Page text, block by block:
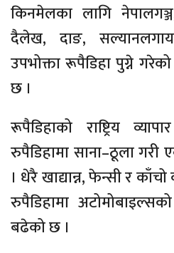
किनमेलका लागि
दैलेख, दाङ,
उपभोक्ता रूपैडिहा पुग्ने
छ ।
रूपैडिहाको राष्ट्रिय
रुपैडिहामा साना–ठूला
। धेरै खाद्यान्न, फेन्सी र
रुपैडिहामा
बढेको छ ।